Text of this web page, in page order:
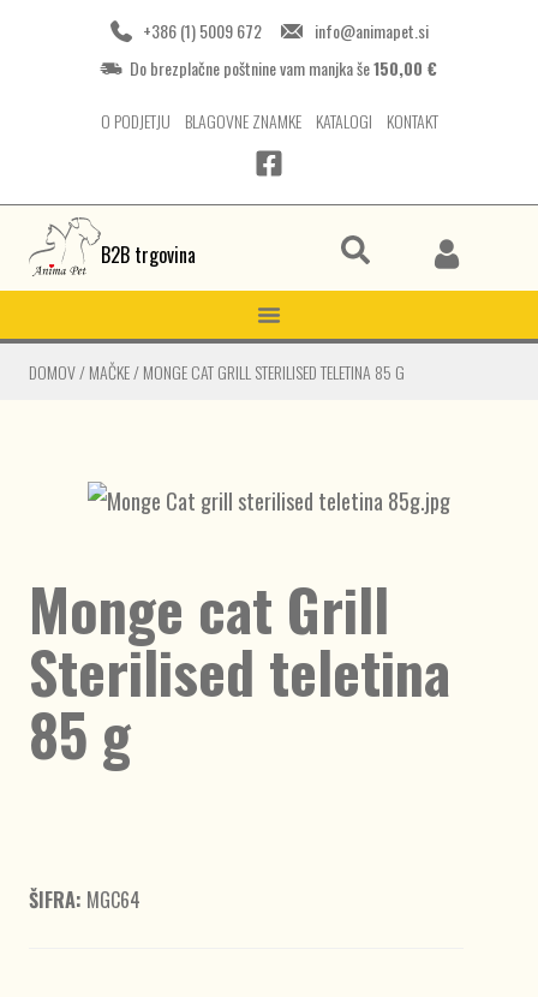
+386 (1) 5009 672
info@animapet.si
Do brezplačne poštnine vam manjka še150,00 €
O PODJETJU BLAGOVNE ZNAMKE KATALOGI KONTAKT
B2B trgovina
DOMOV/MAČKE/MONGE CAT GRILL STERILISED TELETINA 85 G
Monge cat Grill
Sterilised teletina
85 g
ŠIFRA: MGC64